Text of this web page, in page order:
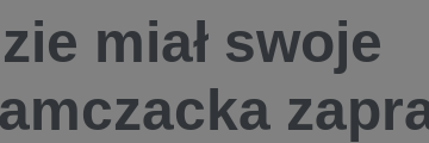
miał swoje